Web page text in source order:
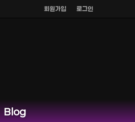
회원가입 로그인
Blog